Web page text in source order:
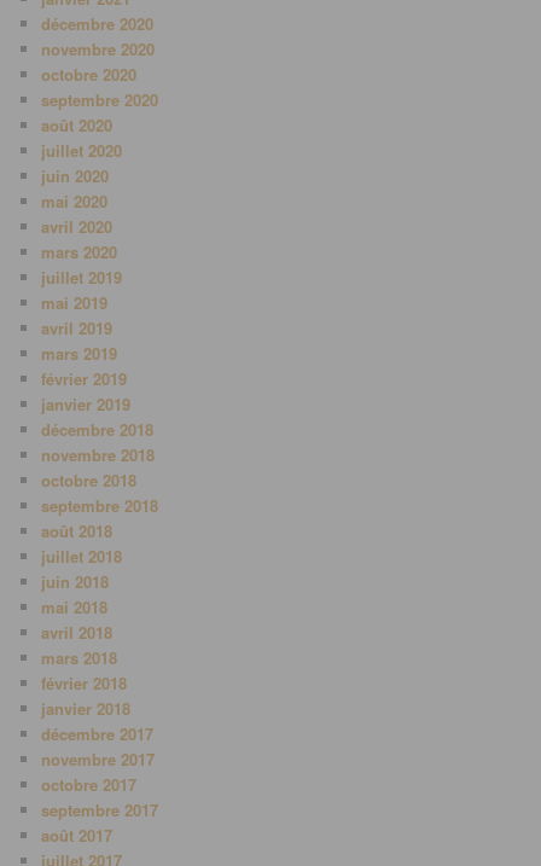
décembre 2020
novembre 2020
octobre 2020
septembre 2020
août 2020
juillet 2020
juin 2020
mai 2020
avril 2020
mars 2020
juillet 2019
mai 2019
avril 2019
mars 2019
février 2019
janvier 2019
décembre 2018
novembre 2018
octobre 2018
septembre 2018
août 2018
juillet 2018
juin 2018
mai 2018
avril 2018
mars 2018
février 2018
janvier 2018
décembre 2017
novembre 2017
octobre 2017
septembre 2017
août 2017
juillet 2017